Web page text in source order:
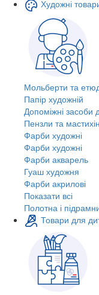
Художні
Мольберти та
Папір художній
Допоміжні засоби
Пензли та
Фарби художні
Фарби художні
Фарби акварель
Гуаш художня
Фарби акрилові
Показати всі
Полотна і
Товари для